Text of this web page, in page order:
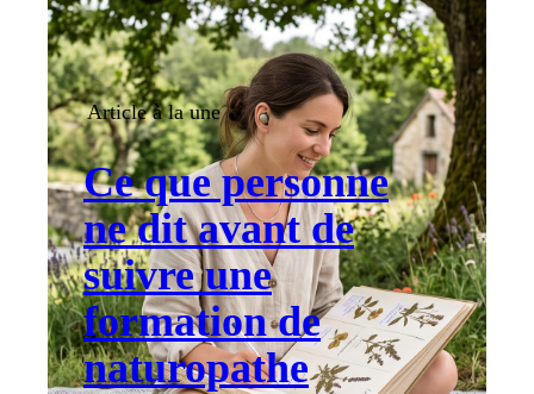
Article à la une
Ce que personne
ne dit avant de
suivre une
formation de
naturopathe